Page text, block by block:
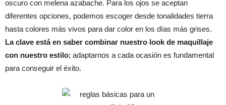
oscuro con melena azabache. Para los ojos se aceptan
diferentes opciones, podemos escoger desde tonalidades tierra
hasta colores más vivos para dar color en los días más grises.
La clave está en saber combinar nuestro look de maquillaje
con nuestro estilo; adaptarnos a cada ocasión es fundamental
para conseguir el éxito.